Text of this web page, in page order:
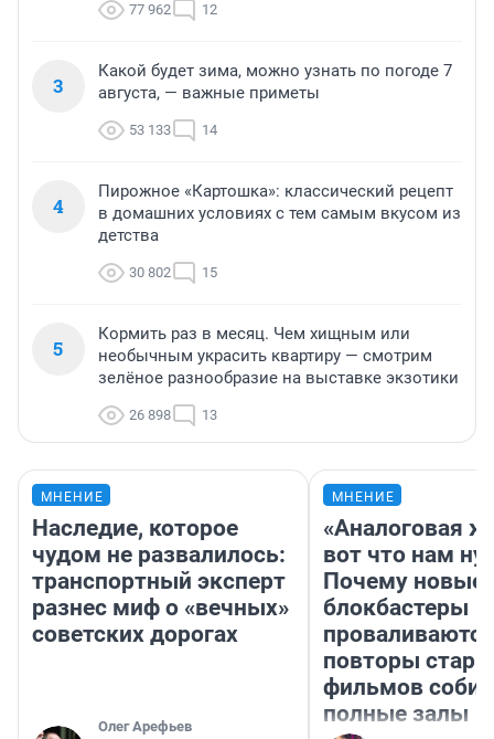
77 962 12
3
Какой будет зима, можно узнать по погоде 7
августа, — важные приметы
53 133 14
4
Пирожное «Картошка»: классический рецепт
в домашних условиях с тем самым вкусом из
детства
30 802 15
5
Кормить раз в месяц. Чем хищным или
необычным украсить квартиру — смотрим
зелёное разнообразие на выставке экзотики
26 898 13
МНЕНИЕ
Наследие, которое
чудом не развалилось:
транспортный эксперт
разнес миф о «вечных»
советских дорогах
Олег Арефьев
МНЕНИЕ
«Аналоговая
вот что нам
Почему новые
блокбастеры
повторы
фильмов
полные залы